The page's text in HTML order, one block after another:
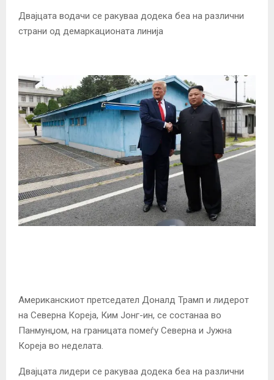
Двајцата водачи се ракуваа додека беа на различни
страни од демаркационата линија
Американскиот претседател Доналд Трамп и лидерот
на Северна Кореја, Ким Јонг-ин, се состанаа во
Панмунџом, на границата помеѓу Северна и Јужна
Кореја во неделата.
Двајцата лидери се ракуваа додека беа на различни